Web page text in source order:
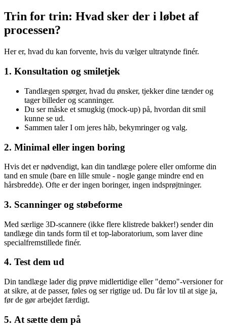
Trin for trin: Hvad sker der i løbet af
processen?
Her er, hvad du kan forvente, hvis du vælger ultratynde finér.
1. Konsultation og smiletjek
Tandlægen spørger, hvad du ønsker, tjekker dine tænder og
tager billeder og scanninger.
Du ser måske et smugkig (mock-up) på, hvordan dit smil
kunne se ud.
Sammen taler I om jeres håb, bekymringer og valg.
2. Minimal eller ingen boring
Hvis det er nødvendigt, kan din tandlæge polere eller omforme din
tand en smule (bare en lille smule - nogle gange mindre end en
hårsbredde). Ofte er der ingen boringer, ingen indsprøjtninger.
3. Scanninger og støbeforme
Med særlige 3D-scannere (ikke flere klistrede bakker!) sender din
tandlæge din tands form til et top-laboratorium, som laver dine
specialfremstillede finér.
4. Test dem ud
Din tandlæge lader dig prøve midlertidige eller "demo"-versioner for
at sikre, at de passer, føles og ser rigtige ud. Du får lov til at sige ja,
før de gør arbejdet færdigt.
5. At sætte dem på